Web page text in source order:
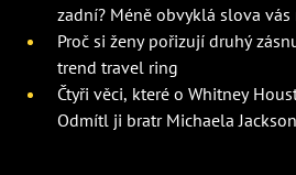
zadní? Méně obvyklá slova vás
Proč si ženy pořizují druhý
trend travel ring
Čtyři věci, které o Whitney
Odmítl ji bratr Michaela